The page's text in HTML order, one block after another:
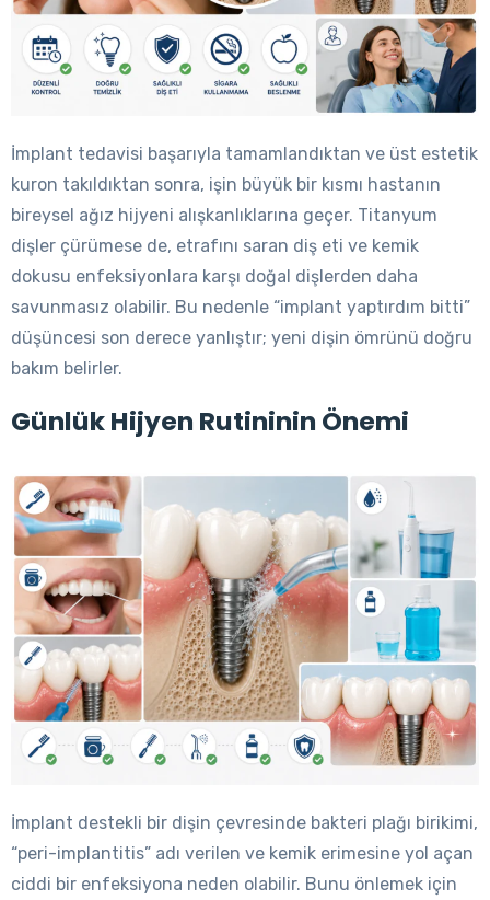
İmplant tedavisi başarıyla tamamlandıktan ve üst estetik
kuron takıldıktan sonra, işin büyük bir kısmı hastanın
bireysel ağız hijyeni alışkanlıklarına geçer. Titanyum
dişler çürümese de, etrafını saran diş eti ve kemik
dokusu enfeksiyonlara karşı doğal dişlerden daha
savunmasız olabilir. Bu nedenle “implant yaptırdım bitti”
düşüncesi son derece yanlıştır; yeni dişin ömrünü doğru
bakım belirler.
Günlük Hijyen Rutininin Önemi
İmplant destekli bir dişin çevresinde bakteri plağı birikimi,
“peri-implantitis” adı verilen ve kemik erimesine yol açan
ciddi bir enfeksiyona neden olabilir. Bunu önlemek için